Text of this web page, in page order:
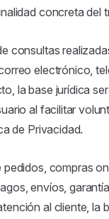
concreta del
consultas
electrónico,
la base jurídica
al facilitar
de Privacidad.
pedidos, compras
envíos,
al cliente, la